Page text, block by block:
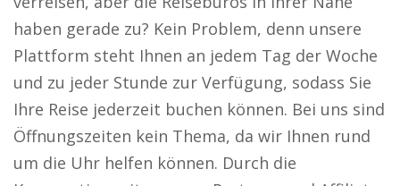
haben gerade zu? Kein Problem, denn unsere
Plattform steht Ihnen an jedem Tag der Woche
und zu jeder Stunde zur Verfügung, sodass Sie
Ihre Reise jederzeit buchen können. Bei uns sind
Öffnungszeiten kein Thema, da wir Ihnen rund
um die Uhr helfen können. Durch die